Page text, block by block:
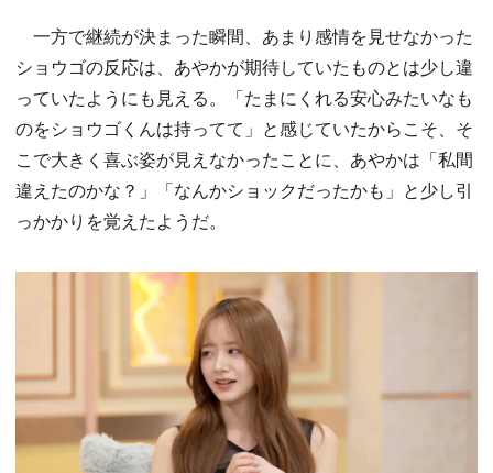
一方で継続が決まった瞬間、あまり感情を見せなかった
ショウゴの反応は、あやかが期待していたものとは少し違
っていたようにも見える。「たまにくれる安心みたいなも
のをショウゴくんは持ってて」と感じていたからこそ、そ
こで大きく喜ぶ姿が見えなかったことに、あやかは「私間
違えたのかな？」「なんかショックだったかも」と少し引
っかかりを覚えたようだ。